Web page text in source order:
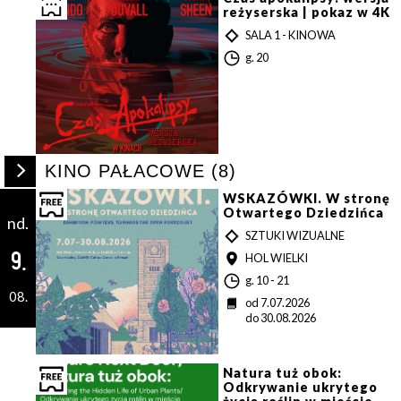
a
reżyserska | pokaz w 4K
T
Y
P
SALA 1 - KINOWA
G
g. 20
Rozwiń
zwiń
listę
wydarzeń
związanych
z
Kino
pałacowe
s KINO PAŁACOWE (8)
nd.
9.
08.
WSKAZÓWKI. W stronę
Otwartego Dziedzińca
T
Y
P
SZTUKI WIZUALNE
MIEJSCE
HOL WIELKI
G
o
d
a
g. 10 - 21
D
od 7.07.2026
do 30.08.2026
Natura tuż obok:
Odkrywanie ukrytego